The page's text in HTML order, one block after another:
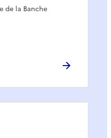
de la Banche